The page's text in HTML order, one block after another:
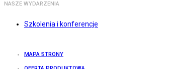
NASZE WYDARZENIA
Szkolenia i konferencje
MAPA STRONY